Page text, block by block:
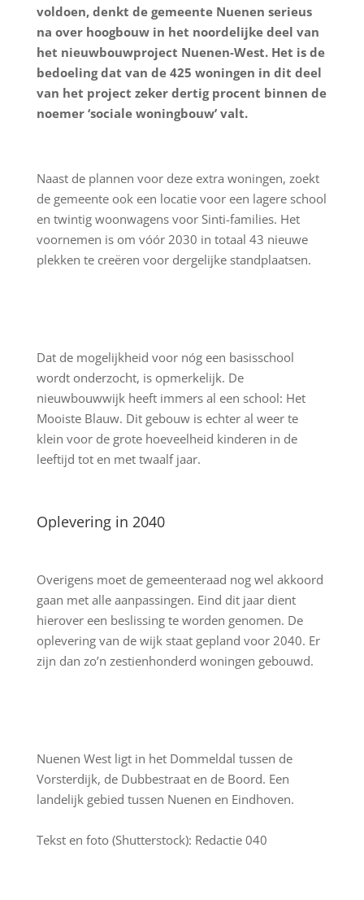
voldoen, denkt de gemeente Nuenen serieus
na over hoogbouw in het noordelijke deel van
het nieuwbouwproject Nuenen-West. Het is de
bedoeling dat van de 425 woningen in dit deel
van het project zeker dertig procent binnen de
noemer ‘sociale woningbouw’ valt.
Naast de plannen voor deze extra woningen, zoekt
de gemeente ook een locatie voor een lagere school
en twintig woonwagens voor Sinti-families. Het
voornemen is om vóór 2030 in totaal 43 nieuwe
plekken te creëren voor dergelijke standplaatsen.
Dat de mogelijkheid voor nóg een basisschool
wordt onderzocht, is opmerkelijk. De
nieuwbouwwijk heeft immers al een school: Het
Mooiste Blauw. Dit gebouw is echter al weer te
klein voor de grote hoeveelheid kinderen in de
leeftijd tot en met twaalf jaar.
Oplevering in 2040
Overigens moet de gemeenteraad nog wel akkoord
gaan met alle aanpassingen. Eind dit jaar dient
hierover een beslissing te worden genomen. De
oplevering van de wijk staat gepland voor 2040. Er
zijn dan zo’n zestienhonderd woningen gebouwd.
Nuenen West ligt in het Dommeldal tussen de
Vorsterdijk, de Dubbestraat en de Boord. Een
landelijk gebied tussen Nuenen en Eindhoven.
Tekst en foto (Shutterstock): Redactie 040